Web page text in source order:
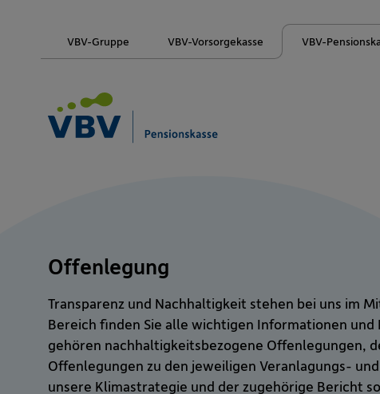
VBV-Gruppe VBV-Vorsorgekasse VBV-
Offenlegung
Transparenz und Nachhaltigkeit stehen bei uns im
Bereich finden Sie alle wichtigen Informationen und
gehören nachhaltigkeitsbezogene Offenlegungen,
Offenlegungen zu den jeweiligen Veranlagungs-
unsere Klimastrategie und der zugehörige Bericht